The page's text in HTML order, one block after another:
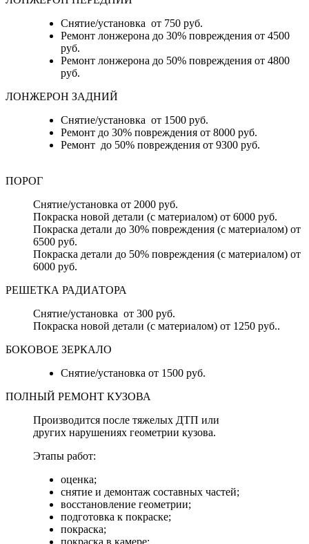
Снятие/установка от 750 руб.
Ремонт лонжерона до 30% повреждения от 4500
руб.
Ремонт лонжерона до 50% повреждения от 4800
руб.
ЛОНЖЕРОН ЗАДНИЙ
Снятие/установка от 1500 руб.
Ремонт до 30% повреждения от 8000 руб.
Ремонт до 50% повреждения от 9300 руб.
ПОРОГ
Снятие/установка от 2000 руб.
Покраска новой детали (с материалом) от 6000 руб.
Покраска детали до 30% повреждения (с материалом) от
6500 руб.
Покраска детали до 50% повреждения (с материалом) от
6000 руб.
РЕШЕТКА РАДИАТОРА
Снятие/установка от 300 руб.
Покраска новой детали (с материалом) от 1250 руб..
БОКОВОЕ ЗЕРКАЛО
Снятие/установка от 1500 руб.
ПОЛНЫЙ РЕМОНТ КУЗОВА
Производится после тяжелых ДТП или
других нарушениях геометрии кузова.
Этапы работ:
оценка;
снятие и демонтаж составных частей;
восстановление геометрии;
подготовка к покраске;
покраска;
покраска в камере;